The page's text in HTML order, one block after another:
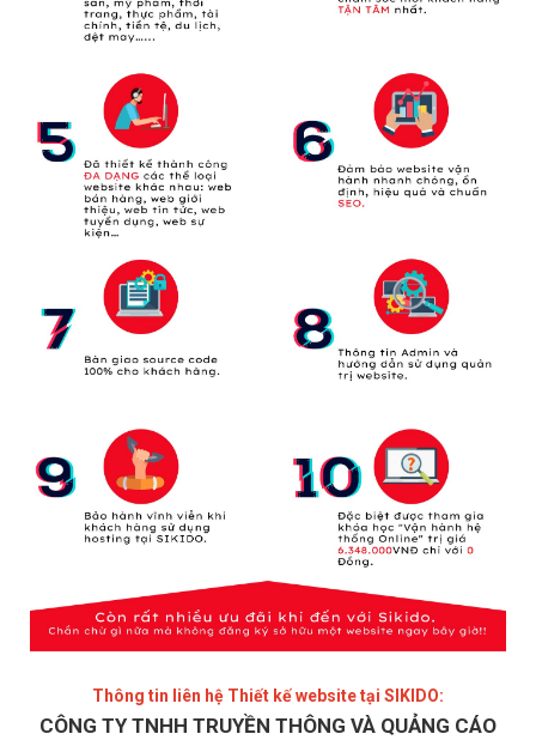
Thông tin liên hệ Thiết kế website tại SIKIDO:
CÔNG TY TNHH TRUYỀN THÔNG VÀ QUẢNG CÁO